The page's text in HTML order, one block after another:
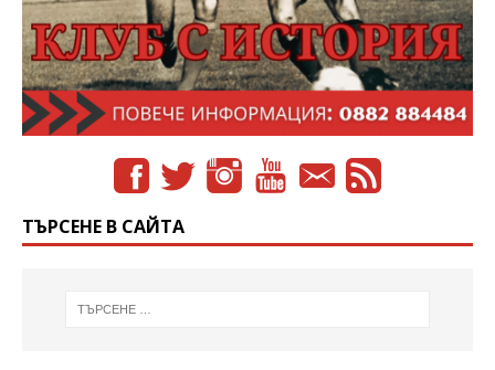
ТЪРСЕНЕ В САЙТА